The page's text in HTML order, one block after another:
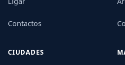
Contactos
CIUDADES